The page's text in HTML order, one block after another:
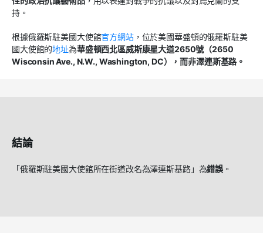
持。
根據俄羅斯駐美國大使館官方網站，位於美國華盛頓的俄羅斯駐美
國大使館的地址為華盛頓西北區威斯康星大道2650號（2650
Wisconsin Ave., N.W., Washington, DC），而非澤連斯基路。
結論
「俄羅斯駐美國大使館所在街道改名為澤連斯基路」為錯誤 。